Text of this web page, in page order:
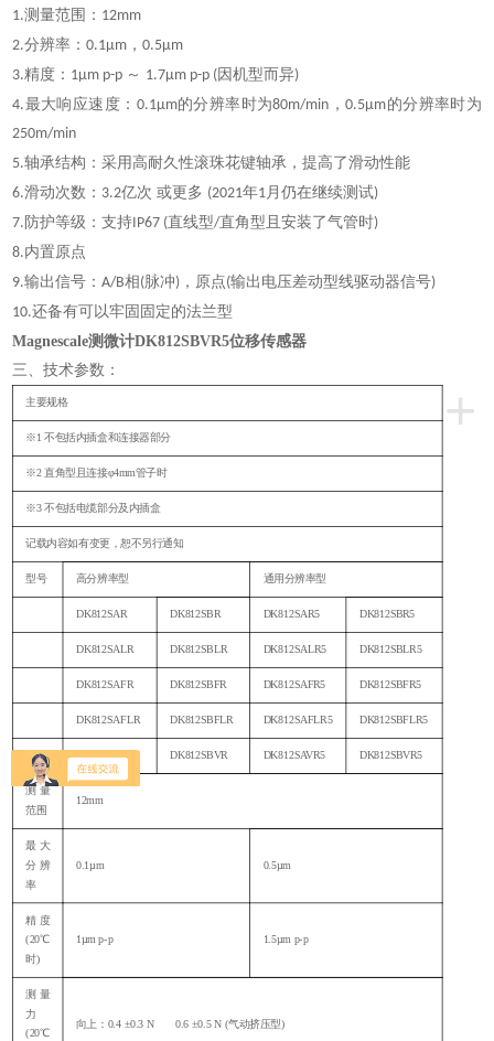
1.测量范围： 12mm
2.分辨率：0.1µm ，0.5µm
3.精度： 1µm p-p ～ 1.7µm p-p (因机型而异)
4.最大响应速度： 0.1µm的分辨率时为80m/min ，0.5µm的分辨率时为
250m/min
5.轴承结构：采用高耐久性滚珠花键轴承，提高了滑动性能
6.滑动次数： 3.2亿次 或更多 (2021年1月仍在继续测试)
7. 防护等级：支持IP67 (直线型/直角型且安装了气管时)
8.内置原点
9.输出信号：A/B相 (脉冲) ，原点(输出电压差动型线驱动器信号)
10.还备有可以牢固固定的法兰型
Magnescale测微计DK812SBVR5位移传感器
三、技术参数：
+
主要规格
※1 不包括内插盒和连接器部分
※2 直角型且连接φ4mm管子时
※3 不包括电缆部分及内插盒
记载内容如有变更，恕不另行通知
型号 高分辨率型 通用分辨率型
DK812SAR DK812SBR DK812SAR5 DK812SBR5
DK812SALR DK812SBLR DK812SALR5 DK812SBLR5
DK812SAFR DK812SBFR DK812SAFR5 DK812SBFR5
DK812SAFLR DK812SBFLR DK812SAFLR5 DK812SBFLR5
DK812SAVR DK812SBVR DK812SAVR5 DK812SBVR5
测量
范围
12mm
最大
分辨
率
0.1µm 0.5µm
精度
(20℃
时)
1µm p-p 1.5µm p-p
测量
力
(20℃
向上： 0.4 ±0.3 N 0.6 ±0.5 N (气动挤压型)